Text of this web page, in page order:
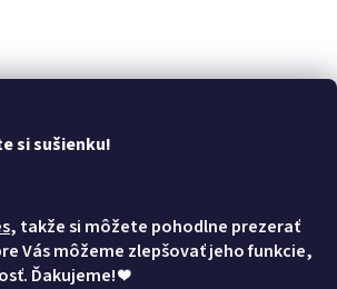
si sušienku!
, takže si môžete pohodlne prezerať
Vás môžeme zlepšovať jeho funkcie,
Ďakujeme!❤
labka a srdiečko - chirurgická
Vyberte variantu